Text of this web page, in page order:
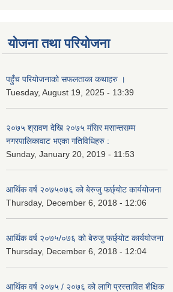
योजना तथा परियोजना
पहुँच परियोजनाको सफलताका कथाहरु ।
Tuesday, August 19, 2025 - 13:39
२०७५ श्रावण देखि २०७५ मंसिर मसान्तसम्म
नगरपालिकावाट भएका गतिविधिहरु :
Sunday, January 20, 2019 - 11:53
आर्थिक वर्ष २०७५०७६ को बेरुजु फर्छ्योट कार्ययोजना
Thursday, December 6, 2018 - 12:06
आर्थिक वर्ष २०७५/०७६ को बेरुजु फर्छ्योट कार्ययोजना
Thursday, December 6, 2018 - 12:04
आर्थिक वर्ष २०७५ / २०७६ को लागि प्रस्तावित शैक्षिक